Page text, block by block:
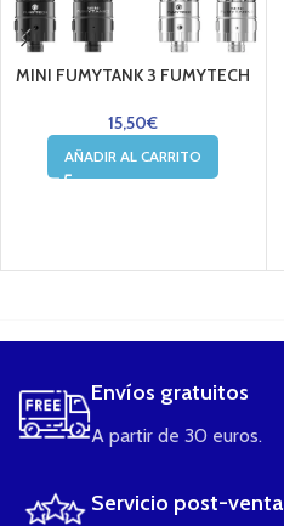
MINI FUMYTANK 3 FUMYTECH
15,50€
AÑADIR AL CARRITO
Envíos gratuitos
A partir de 30 euros.
Servicio post-venta